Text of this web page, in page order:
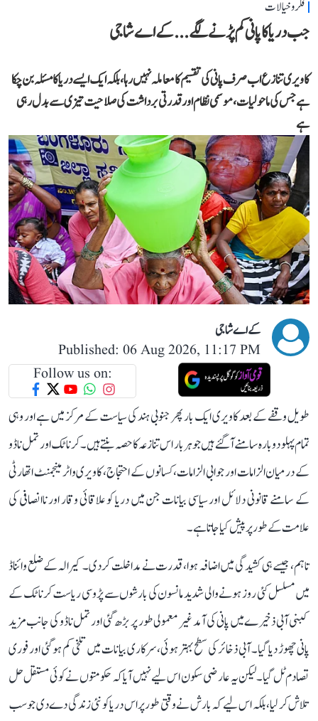
فکر و خیالات
جب دریا کا پانی کم پڑنے لگے...کے اے شاجی
کاویری تنازع اب صرف پانی کی تقسیم کا معاملہ نہیں رہا، بلکہ ایک ایسے دریا کا مسئلہ بن چکا
ہے جس کی ماحولیات، موسمی نظام اور قدرتی برداشت کی صلاحیت تیزی سے بدل رہی
ہے
کے اے شاجی
Published: 06 Aug 2026, 11:17 PM
Follow us on:
طویل وقفے کے بعد کاویری ایک بار پھر جنوبی ہند کی سیاست کے مرکز میں ہے اور وہی
تمام پہلو دوبارہ سامنے آ گئے ہیں جو ہر بار اس تنازعہ کا حصہ بنتے ہیں۔ کرناٹک اور تمل ناڈو
کے درمیان الزامات اور جوابی الزامات، کسانوں کے احتجاج، کاویری واٹر مینجمنٹ اتھارٹی
کے سامنے قانونی دلائل اور سیاسی بیانات جن میں دریا کو علاقائی وقار اور ناانصافی کی
علامت کے طور پر پیش کیا جاتا ہے۔
تاہم، جیسے ہی کشیدگی میں اضافہ ہوا، قدرت نے مداخلت کر دی۔ کیرالہ کے ضلع وائناڈ
میں مسلسل کئی روز ہونے والی شدید مانسون کی بارشوں سے پڑوسی ریاست کرناٹک کے
کبنی آبی ذخیرے میں پانی کی آمد غیر معمولی طور پر بڑھ گئی اور تمل ناڈو کی جانب مزید
پانی چھوڑ دیا گیا۔ آبی ذخائر کی سطح بہتر ہوئی، سرکاری بیانات میں تلخی کم ہو گئی اور فوری
تصادم ٹل گیا۔ لیکن یہ عارضی سکون اس لیے نہیں آیا کہ حکومتوں نے کوئی مستقل حل
تلاش کر لیا، بلکہ اس لیے کہ بارش نے وقتی طور پر اس دریا کو نئی زندگی دے دی جو سب